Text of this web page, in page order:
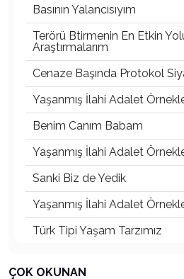
Basının Yalancısıyım
Terörü Btirmenin En Etkin
Araştırmalarım
Cenaze Başında Protokol
Yaşanmış İlahi Adalet
Benim Canım Babam
Yaşanmış İlahi Adalet
Sanki Biz de Yedik
Yaşanmış İlahi Adalet
Türk Tipi Yaşam Tarzımız
ÇOK OKUNAN